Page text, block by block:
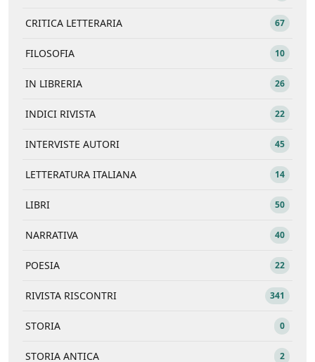
CRITICA LETTERARIA 67
FILOSOFIA 10
IN LIBRERIA 26
INDICI RIVISTA 22
INTERVISTE AUTORI 45
LETTERATURA ITALIANA 14
LIBRI 50
NARRATIVA 40
POESIA 22
RIVISTA RISCONTRI 341
STORIA 0
STORIA ANTICA 2